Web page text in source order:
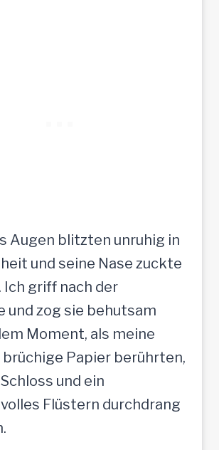
Augen blitzten unruhig in
und seine Nase zuckte
griff nach der
und zog sie behutsam
Moment, als meine
brüchige Papier berührten,
und ein
Flüstern durchdrang